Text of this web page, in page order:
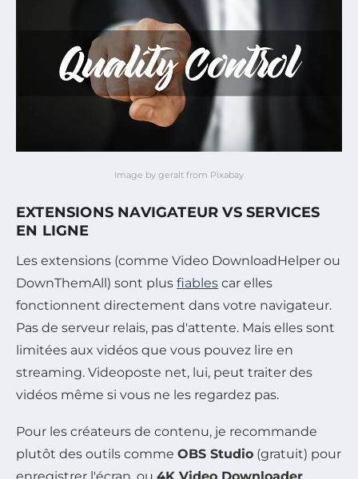
Image by geralt from Pixabay
EXTENSIONS NAVIGATEUR VS SERVICES
EN LIGNE
Les extensions (comme Video DownloadHelper ou
DownThemAll) sont plus fiables car elles
fonctionnent directement dans votre navigateur.
Pas de serveur relais, pas d'attente. Mais elles sont
limitées aux vidéos que vous pouvez lire en
streaming. Videoposte net, lui, peut traiter des
vidéos même si vous ne les regardez pas.
Pour les créateurs de contenu, je recommande
plutôt des outils comme OBS Studio (gratuit) pour
enregistrer l'écran, ou 4K Video Downloader